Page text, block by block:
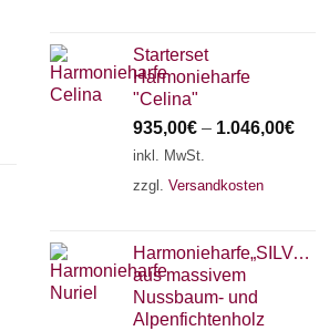
Starterset
Harmonieharfe
"Celina"
935,00€ – 1.046,00€
inkl. MwSt.
zzgl. Versandkosten
Harmonieharfe„SILVANA"
aus massivem
Nussbaum- und
Alpenfichtenholz